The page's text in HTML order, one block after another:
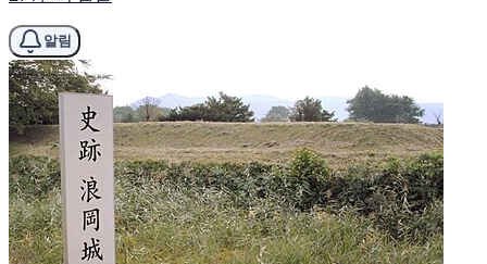
알림